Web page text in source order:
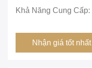
Khả Năng Cung Cấp:
Nhận giá tốt nhất